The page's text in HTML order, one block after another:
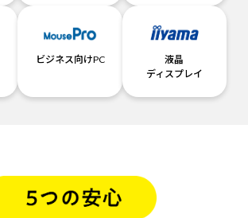
ビジネス向けPC
液晶
ディスプレイ